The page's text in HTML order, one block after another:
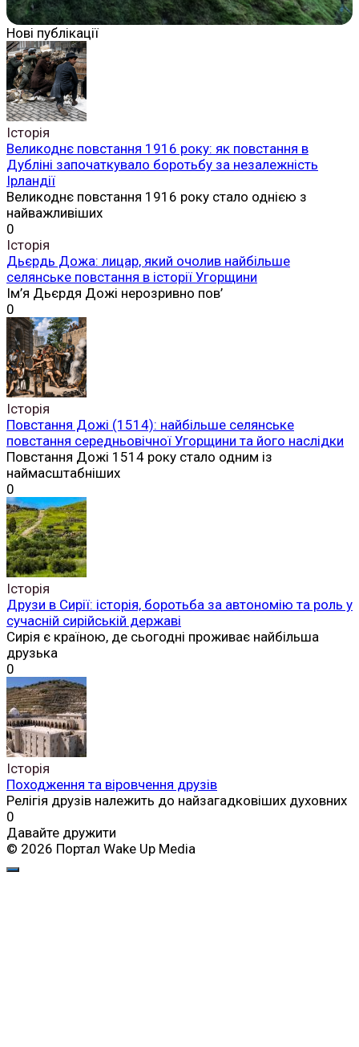
Нові публікації
Історія
Великоднє повстання 1916 року: як повстання в
Дубліні започаткувало боротьбу за незалежність
Ірландії
Великоднє повстання 1916 року стало однією з
найважливіших
0
Історія
Дьєрдь Дожа: лицар, який очолив найбільше
селянське повстання в історії Угорщини
Ім’я Дьєрдя Дожі нерозривно пов’
0
Історія
Повстання Дожі (1514): найбільше селянське
повстання середньовічної Угорщини та його наслідки
Повстання Дожі 1514 року стало одним із
наймасштабніших
0
Історія
Друзи в Сирії: історія, боротьба за автономію та роль у
сучасній сирійській державі
Сирія є країною, де сьогодні проживає найбільша
друзька
0
Історія
Походження та віровчення друзів
Релігія друзів належить до найзагадковіших духовних
0
Давайте дружити
© 2026 Портал Wake Up Media